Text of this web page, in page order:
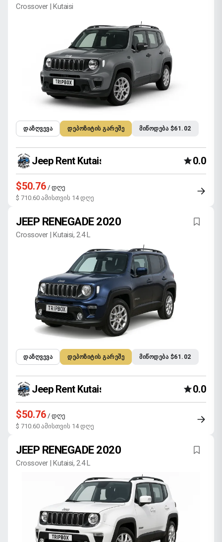
Crossover | Kutaisi
ᲓᲐᲖᲦᲕᲔᲕᲐ ᲓᲔᲞᲝᲖᲘᲢᲘᲡ ᲒᲐᲠᲔᲨᲔ ᲛᲘᲬᲝᲓᲔᲑᲐ $61.02
Jeep Rent Kutaisi 0.0
$50.76 / დღე
$ 710.60 ამისთვის 14 დღე
JEEP RENEGADE 2020
Crossover | Kutaisi, 2.4 L
ᲓᲐᲖᲦᲕᲔᲕᲐ ᲓᲔᲞᲝᲖᲘᲢᲘᲡ ᲒᲐᲠᲔᲨᲔ ᲛᲘᲬᲝᲓᲔᲑᲐ $61.02
Jeep Rent Kutaisi 0.0
$50.76 / დღე
$ 710.60 ამისთვის 14 დღე
JEEP RENEGADE 2020
Crossover | Kutaisi, 2.4 L